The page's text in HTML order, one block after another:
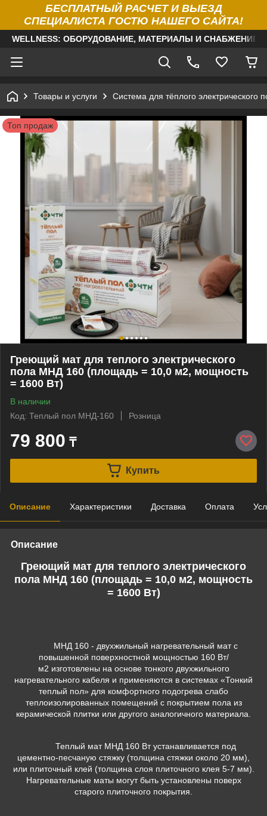
БЕСПЛАТНЫЙ РАСЧЕТ И ВЫЕЗД
СПЕЦИАЛИСТА ГОСТЮ НАШЕГО САЙТА!
WELLNESS: ОБОРУДОВАНИЕ, МАТЕРИАЛЫ И
Товары и услуги Система для тёплого электрического
Топ продаж
Греющий мат для теплого электрического
пола МНД 160 (площадь = 10,0 м2, мощность
= 1600 Вт)
В наличии
Код: Теплый пол МНД-160
Розница
79 800 ₸
Купить
Описание Характеристики Доставка Оплата
Описание
Греющий мат для теплого электрического
пола МНД 160 (площадь = 10,0 м2, мощность
= 1600 Вт)
МНД 160 - двухжильный нагревательный мат с
повышенной поверхностной мощностью 160 Вт/
м2 изготовлены на основе тонкого двухжильного
нагревательного кабеля и применяются в системах «Тонкий
теплый пол» для комфортного подогрева слабо
теплоизолированных помещений с покрытием пола из
керамической плитки или другого аналогичного материала.
Теплый мат МНД 160 Вт устанавливается под
цементно-песчаную стяжку (толщина стяжки около 20 мм),
или плиточный клей (толщина слоя плиточного клея 5-7 мм).
Нагревательные маты могут быть установлены поверх
старого плиточного покрытия.